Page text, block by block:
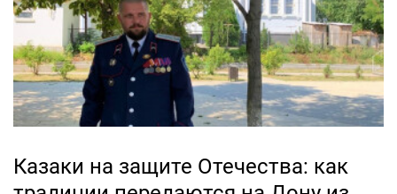
Казаки на защите Отечества: как